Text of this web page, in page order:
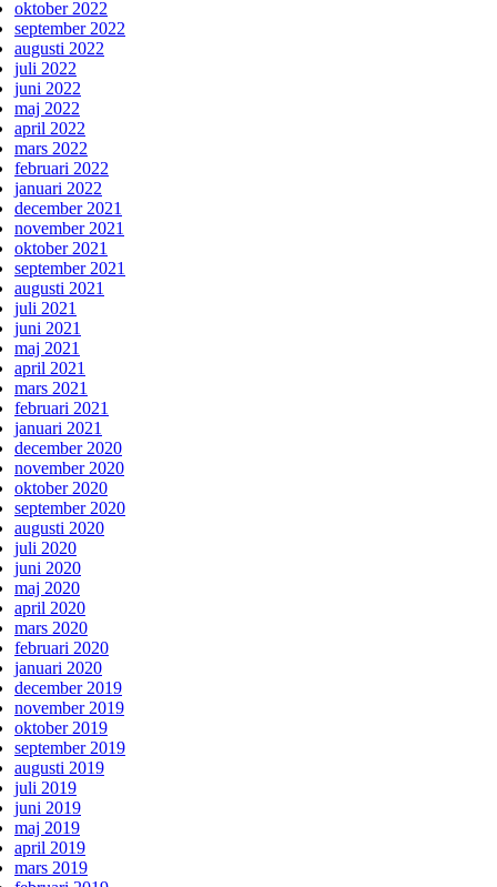
oktober 2022
september 2022
augusti 2022
juli 2022
juni 2022
maj 2022
april 2022
mars 2022
februari 2022
januari 2022
december 2021
november 2021
oktober 2021
september 2021
augusti 2021
juli 2021
juni 2021
maj 2021
april 2021
mars 2021
februari 2021
januari 2021
december 2020
november 2020
oktober 2020
september 2020
augusti 2020
juli 2020
juni 2020
maj 2020
april 2020
mars 2020
februari 2020
januari 2020
december 2019
november 2019
oktober 2019
september 2019
augusti 2019
juli 2019
juni 2019
maj 2019
april 2019
mars 2019